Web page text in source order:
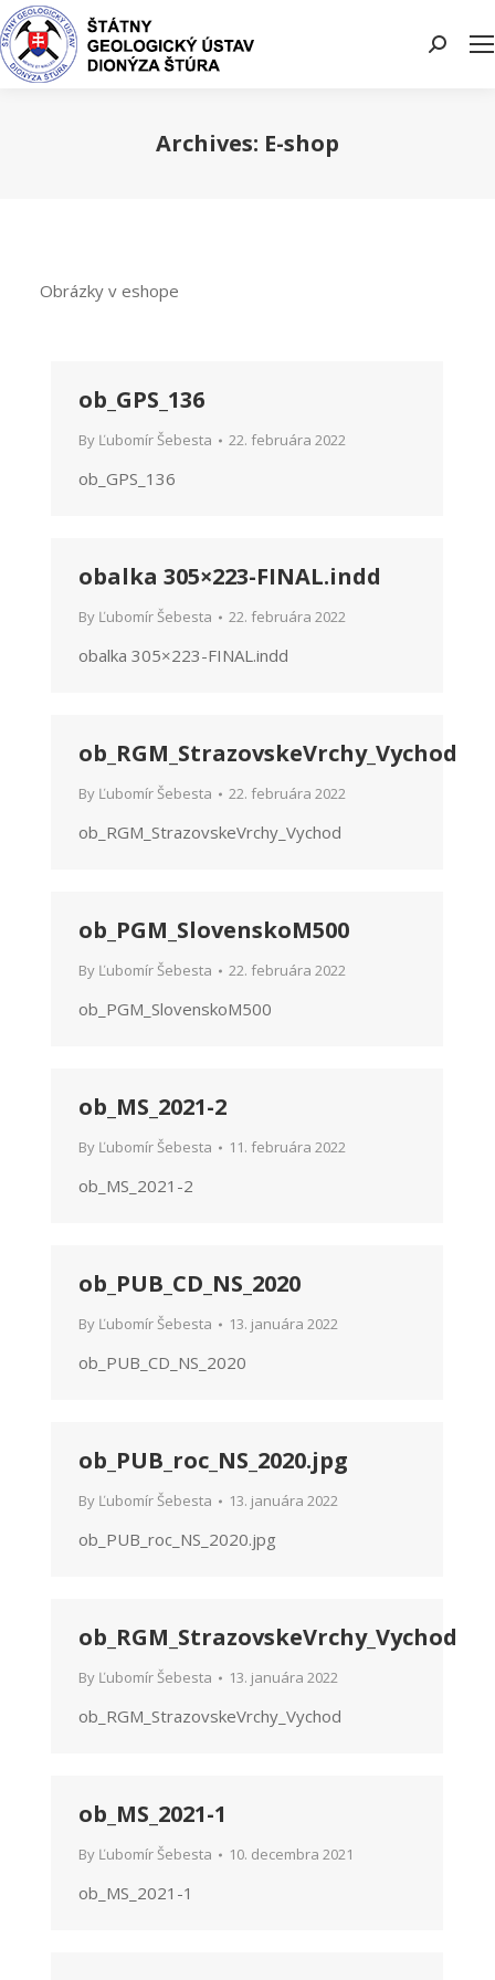
Search:
Archives: E-shop
Obrázky v eshope
ob_GPS_136
By Ľubomír Šebesta 22. februára 2022
ob_GPS_136
obalka 305×223-FINAL.indd
By Ľubomír Šebesta 22. februára 2022
obalka 305×223-FINAL.indd
ob_RGM_StrazovskeVrchy_Vychod
By Ľubomír Šebesta 22. februára 2022
ob_RGM_StrazovskeVrchy_Vychod
ob_PGM_SlovenskoM500
By Ľubomír Šebesta 22. februára 2022
ob_PGM_SlovenskoM500
ob_MS_2021-2
By Ľubomír Šebesta 11. februára 2022
ob_MS_2021-2
ob_PUB_CD_NS_2020
By Ľubomír Šebesta 13. januára 2022
ob_PUB_CD_NS_2020
ob_PUB_roc_NS_2020.jpg
By Ľubomír Šebesta 13. januára 2022
ob_PUB_roc_NS_2020.jpg
ob_RGM_StrazovskeVrchy_Vychod
By Ľubomír Šebesta 13. januára 2022
ob_RGM_StrazovskeVrchy_Vychod
ob_MS_2021-1
By Ľubomír Šebesta 10. decembra 2021
ob_MS_2021-1